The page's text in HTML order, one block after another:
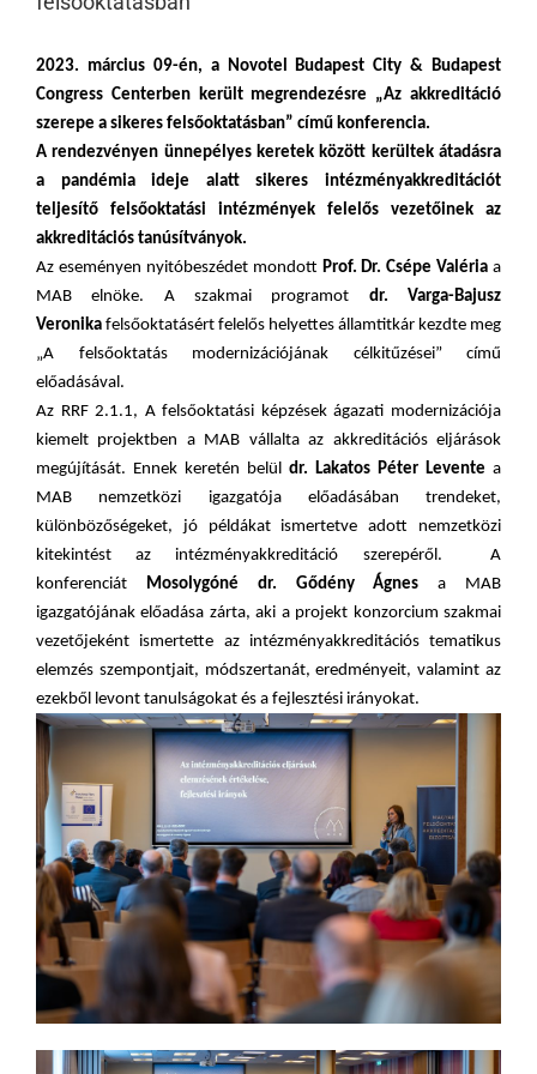
2023. március 09-én, a Novotel Budapest City & Budapest
Congress Centerben került megrendezésre „Az akkreditáció
szerepe a sikeres felsőoktatásban” című konferencia.
A rendezvényen ünnepélyes keretek között kerültek átadásra
a pandémia ideje alatt sikeres intézményakkreditációt
teljesítő felsőoktatási intézmények felelős vezetőinek az
akkreditációs tanúsítványok.
Az eseményen nyitóbeszédet mondott Prof. Dr. Csépe Valéria a
MAB elnöke. A szakmai programot dr. Varga-Bajusz
Veronika felsőoktatásért felelős helyettes államtitkár kezdte meg
„A felsőoktatás modernizációjának célkitűzései” című
előadásával.
Az RRF 2.1.1, A felsőoktatási képzések ágazati modernizációja
kiemelt projektben a MAB vállalta az akkreditációs eljárások
megújítását. Ennek keretén belül dr. Lakatos Péter Levente a
MAB nemzetközi igazgatója előadásában trendeket,
különbözőségeket, jó példákat ismertetve adott nemzetközi
kitekintést az intézményakkreditáció szerepéről. A
konferenciát Mosolygóné dr. Gődény Ágnes a MAB
igazgatójának előadása zárta, aki a projekt konzorcium szakmai
vezetőjeként ismertette az intézményakkreditációs tematikus
elemzés szempontjait, módszertanát, eredményeit, valamint az
ezekből levont tanulságokat és a fejlesztési irányokat.